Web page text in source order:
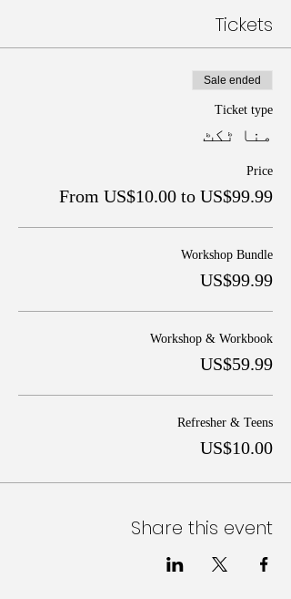
Tickets
Sale ended
Ticket type
منا ٹکٹ
Price
From US$10.00 to US$99.99
Workshop Bundle
US$99.99
Workshop & Workbook
US$59.99
Refresher & Teens
US$10.00
Share this event